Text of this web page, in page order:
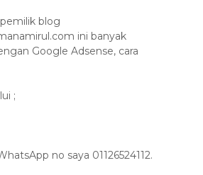
blog
ini banyak
Google Adsense, cara
;
no saya 01126524112.